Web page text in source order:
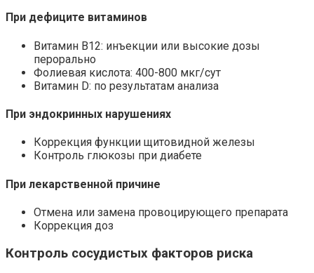
При дефиците витаминов
Витамин B12: инъекции или высокие дозы
перорально
Фолиевая кислота: 400-800 мкг/сут
Витамин D: по результатам анализа
При эндокринных нарушениях
Коррекция функции щитовидной железы
Контроль глюкозы при диабете
При лекарственной причине
Отмена или замена провоцирующего препарата
Коррекция доз
Контроль сосудистых факторов риска